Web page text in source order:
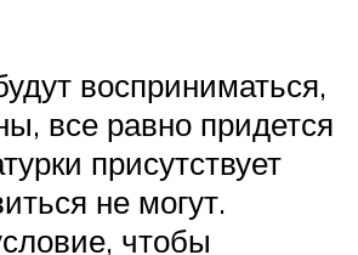
восприниматься,
все равно придется
присутствует
не могут.
чтобы